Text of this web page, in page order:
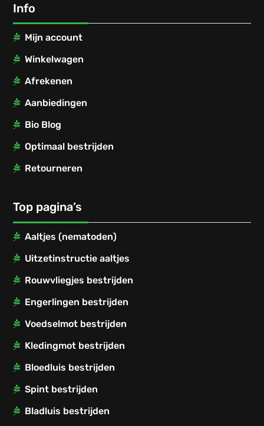
Info
Mijn account
Winkelwagen
Afrekenen
Aanbiedingen
Bio Blog
Optimaal bestrijden
Retourneren
Top pagina’s
Aaltjes (nematoden)
Uitzetinstructie aaltjes
Rouwvliegjes bestrijden
Engerlingen bestrijden
Voedselmot bestrijden
Kledingmot bestrijden
Bloedluis bestrijden
Spint bestrijden
Bladluis bestrijden